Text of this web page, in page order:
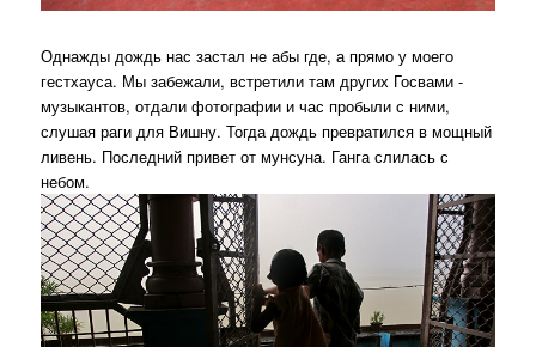
Однажды дождь нас застал не абы где, а прямо у моего
гестхауса. Мы забежали, встретили там других Госвами -
музыкантов, отдали фотографии и час пробыли с ними,
слушая раги для Вишну. Тогда дождь превратился в мощный
ливень. Последний привет от мунсуна. Ганга слилась с
небом.